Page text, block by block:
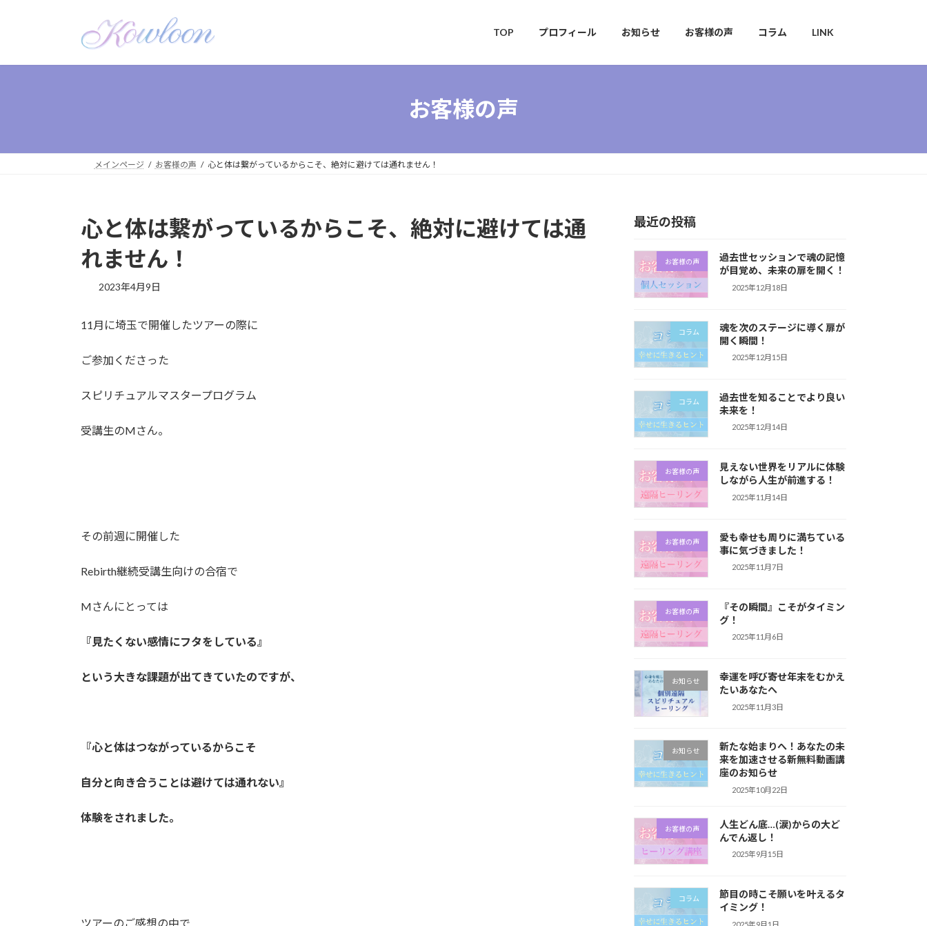
TOP プロフィール お知らせ お客様の声 コラム LINK
お客様の声
メインページ お客様の声 心と体は繋がっているからこそ、絶対に避けては通れません！
心と体は繋がっているからこそ、絶対に避けては通
れません！
2023年4月9日
11月に埼玉で開催したツアーの際に
ご参加くださった
スピリチュアルマスタープログラム
受講生のMさん。
その前週に開催した
Rebirth継続受講生向けの合宿で
Mさんにとっては
『見たくない感情にフタをしている』
という 大きな課題が出てきていたのですが、
『心と体はつながっているからこそ
自分と向き合うことは避けては通れない』
体験をされました。
ツアーのご感想の中で
最近の投稿
お客様の声
過去世セッションで魂の記憶
が目覚め、未来の扉を開く！
2025年12月18日
コラム
魂を次のステージに導く扉が
開く瞬間！
2025年12月15日
コラム
過去世を知ることでより良い
未来を！
2025年12月14日
お客様の声
見えない世界をリアルに体験
しながら人生が前進する！
2025年11月14日
お客様の声
愛も幸せも周りに満ちている
事に気づきました！
2025年11月7日
お客様の声
『その瞬間』こそがタイミン
グ！
2025年11月6日
お知らせ
幸運を呼び寄せ年末をむかえ
たいあなたへ
2025年11月3日
お知らせ
新たな始まりへ！あなたの未
来を加速させる新無料動画講
座のお知らせ
2025年10月22日
お客様の声
人生どん底…(涙)からの大ど
んでん返し！
2025年9月15日
コラム
節目の時こそ願いを叶えるタ
イミング！
2025年9月1日